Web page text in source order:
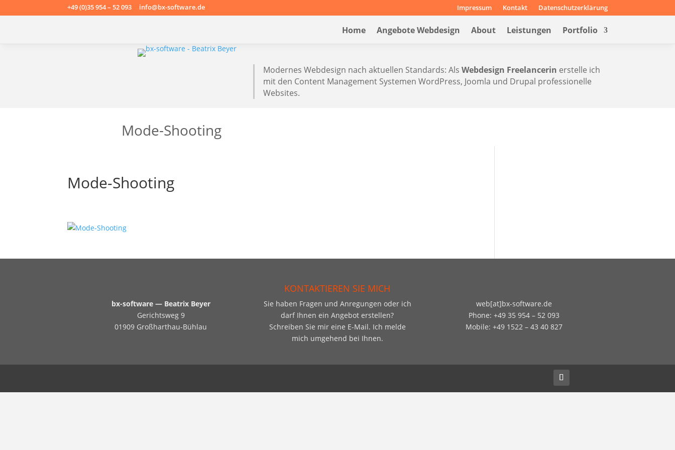
+49 (0)35 954 – 52 093 info@bx-software.de Impressum Kontakt Datenschutzerklärung
Home Angebote Webdesign About Leistungen Portfolio
Modernes Webdesign nach aktuellen Standards: Als Webdesign Freelancerin erstelle ich
mit den Content Management Systemen WordPress, Joomla und Drupal professionelle
Websites.
Mode-Shooting
Mode-Shooting
bx-software — Beatrix Beyer
Gerichtsweg 9
01909 Großharthau-Bühlau
KONTAKTIEREN SIE MICH
Sie haben Fragen und Anregungen oder ich
darf Ihnen ein Angebot erstellen?
Schreiben Sie mir eine E-Mail. Ich melde
mich umgehend bei Ihnen.
web[at]bx-software.de
Phone: +49 35 954 – 52 093
Mobile: +49 1522 – 43 40 827